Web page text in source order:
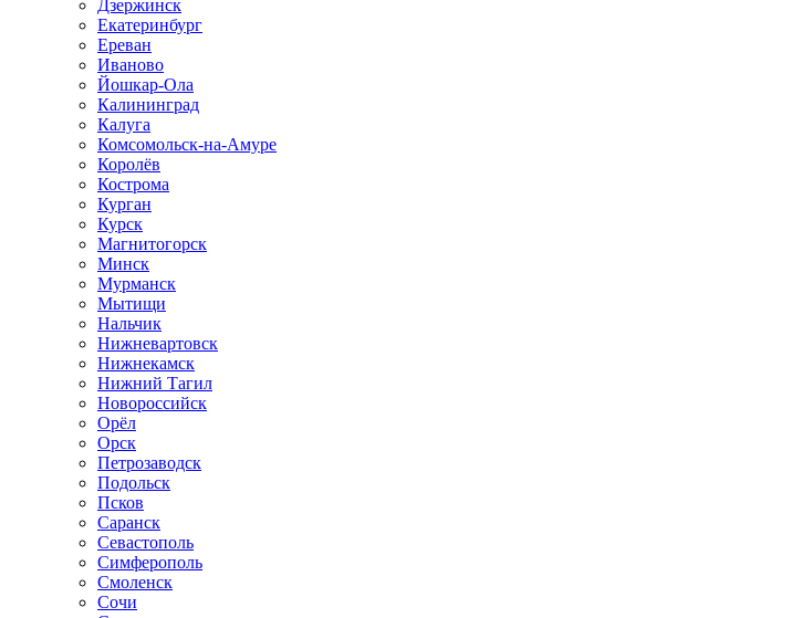
Дзержинск
Екатеринбург
Ереван
Иваново
Йошкар-Ола
Калининград
Калуга
Комсомольск-на-Амуре
Королёв
Кострома
Курган
Курск
Магнитогорск
Минск
Мурманск
Мытищи
Нальчик
Нижневартовск
Нижнекамск
Нижний Тагил
Новороссийск
Орёл
Орск
Петрозаводск
Подольск
Псков
Саранск
Севастополь
Симферополь
Смоленск
Сочи